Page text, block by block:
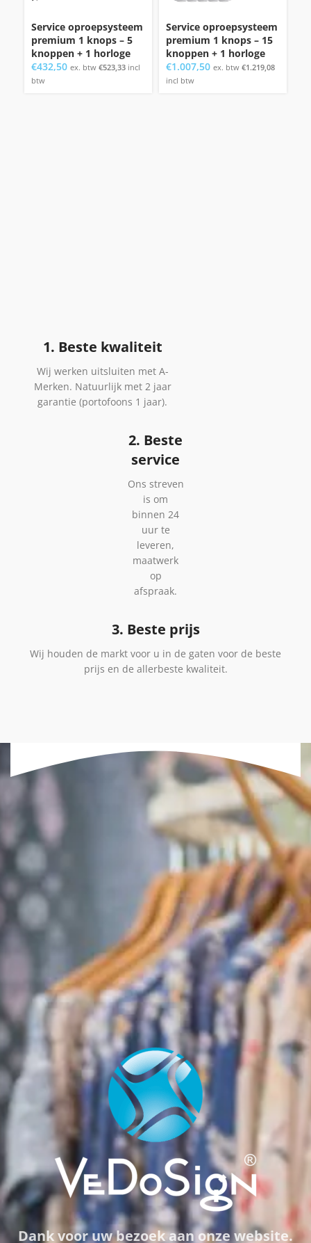
Service oproepsysteem
premium 1 knops – 5
knoppen + 1 horloge
€432,50 ex. btw €523,33 incl
btw
Service oproepsysteem
premium 1 knops – 15
knoppen + 1 horloge
€1.007,50 ex. btw €1.219,08
incl btw
1. Beste kwaliteit
Wij werken uitsluiten met A-
Merken. Natuurlijk met 2 jaar
garantie (portofoons 1 jaar).
2. Beste
service
Ons streven
is om
binnen 24
uur te
leveren,
maatwerk
op
afspraak.
3. Beste prijs
Wij houden de markt voor u in de gaten voor de beste
prijs en de allerbeste kwaliteit.
Dank voor uw bezoek aan onze website.